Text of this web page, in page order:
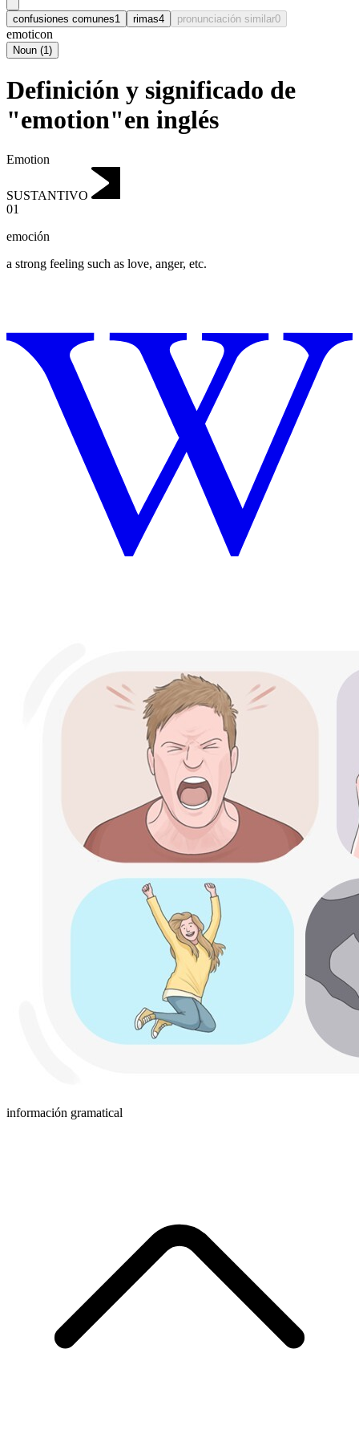
confusiones comunes1 rimas4 pronunciación similar0
emoticon
Noun (1)
Definición y significado de
"emotion"en inglés
Emotion
SUSTANTIVO
01
emoción
a strong feeling such as love, anger, etc.
información gramatical